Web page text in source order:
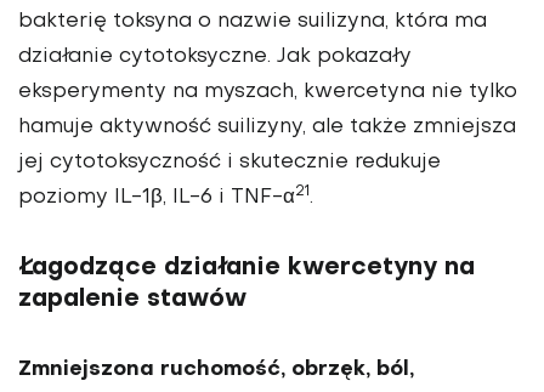
bakterię tok­syna o nazwie suilizyna, która ma
działanie cytotoksyczne. Jak pokazały
eksperymenty na myszach, kwercetyna nie tylko
hamuje aktywność suilizyny, ale także zmniejsza
jej cytotok­syczność i skutecznie redukuje
poziomy IL-1β, IL-6 i TNF-α21.
Łagodzące działanie kwercetyny na
zapalenie stawów
Zmniejszona ruchomość, obrzęk, ból,